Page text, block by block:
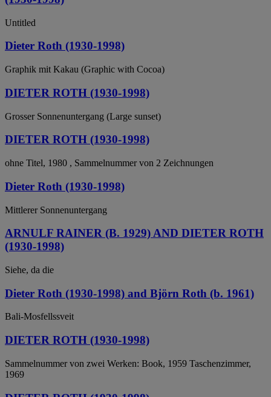
Untitled
Dieter Roth (1930-1998)
Graphik mit Kakau (Graphic with Cocoa)
DIETER ROTH (1930-1998)
Grosser Sonnenuntergang (Large sunset)
DIETER ROTH (1930-1998)
ohne Titel, 1980 , Sammelnummer von 2 Zeichnungen
Dieter Roth (1930-1998)
Mittlerer Sonnenuntergang
ARNULF RAINER (B. 1929) AND DIETER ROTH
(1930-1998)
Siehe, da die
Dieter Roth (1930-1998) and Björn Roth (b. 1961)
Bali-Mosfellssveit
DIETER ROTH (1930-1998)
Sammelnummer von zwei Werken: Book, 1959 Taschenzimmer,
1969